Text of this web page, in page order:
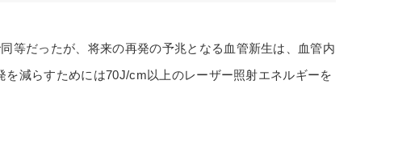
等だったが、将来の再発の予兆となる血管新生は、血管内
減らすためには70J/cm以上のレーザー照射エネルギーを